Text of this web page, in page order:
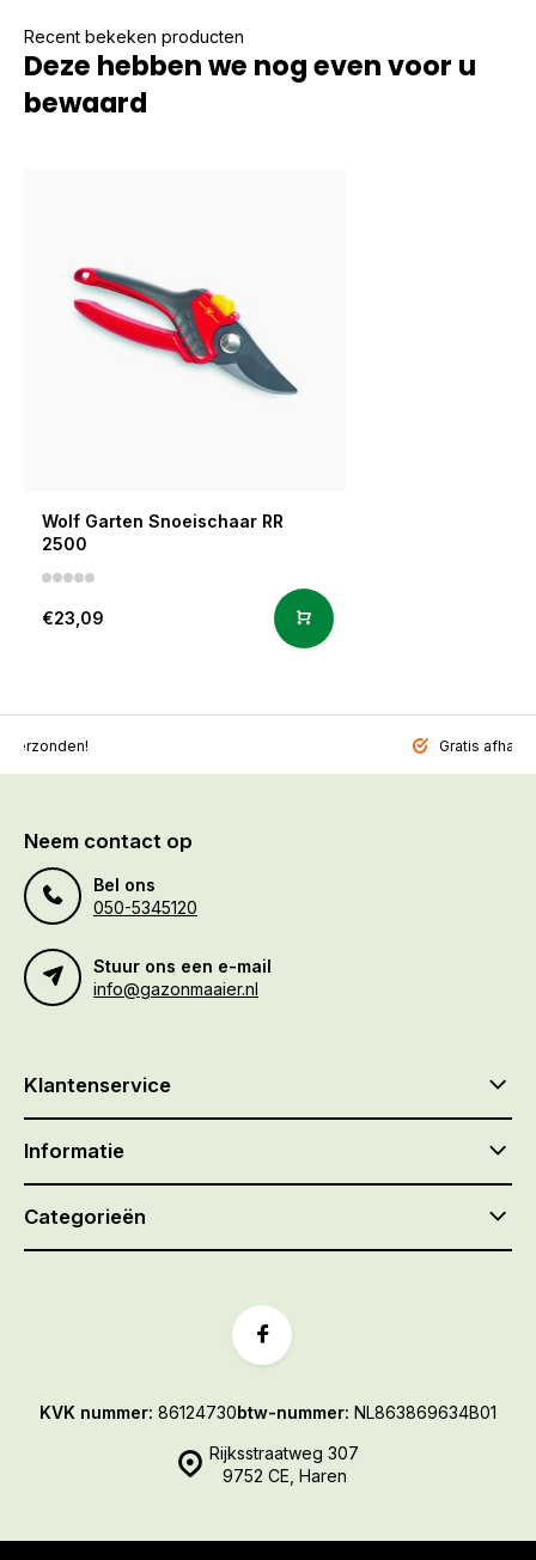
Recent bekeken producten
Deze hebben we nog even voor u
bewaard
Wolf Garten Snoeischaar RR
2500
€23,09
verzonden! Gratis
Neem contact op
Bel ons
050-5345120
Stuur ons een e-mail
info@gazonmaaier.nl
Klantenservice
Informatie
Categorieën
Rijksstraatweg 307
9752 CE, Haren
KVK nummer: 86124730btw-nummer: NL863869634B01